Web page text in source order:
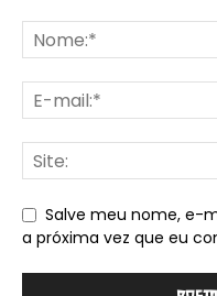
Salve meu nome, e-
a próxima vez que eu